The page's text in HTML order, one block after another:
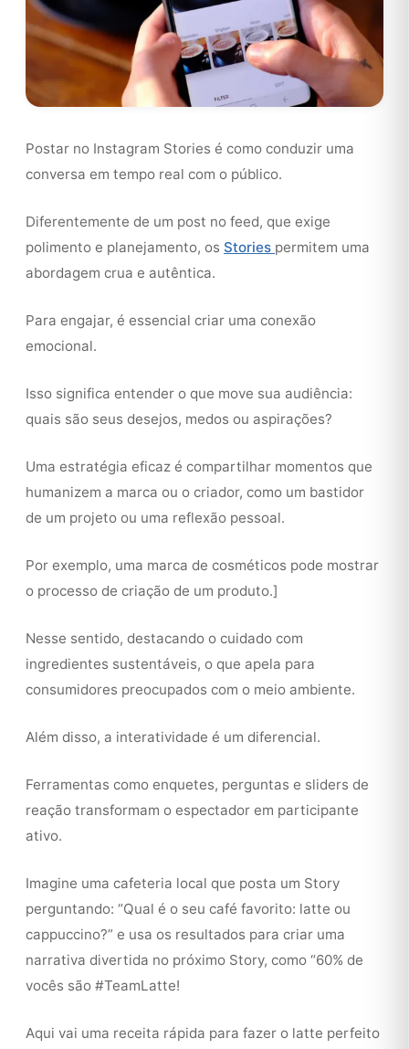
Postar no Instagram Stories é como conduzir uma
conversa em tempo real com o público.
Diferentemente de um post no feed, que exige
polimento e planejamento, os Stories permitem uma
abordagem crua e autêntica.
Para engajar, é essencial criar uma conexão
emocional.
Isso significa entender o que move sua audiência:
quais são seus desejos, medos ou aspirações?
Uma estratégia eficaz é compartilhar momentos que
humanizem a marca ou o criador, como um bastidor
de um projeto ou uma reflexão pessoal.
Por exemplo, uma marca de cosméticos pode mostrar
o processo de criação de um produto.]
Nesse sentido, destacando o cuidado com
ingredientes sustentáveis, o que apela para
consumidores preocupados com o meio ambiente.
Além disso, a interatividade é um diferencial.
Ferramentas como enquetes, perguntas e sliders de
reação transformam o espectador em participante
ativo.
Imagine uma cafeteria local que posta um Story
perguntando: “Qual é o seu café favorito: latte ou
cappuccino?” e usa os resultados para criar uma
narrativa divertida no próximo Story, como “60% de
vocês são #TeamLatte!
Aqui vai uma receita rápida para fazer o latte perfeito